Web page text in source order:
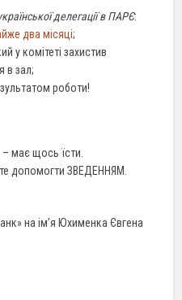
делегації в ПАРЄ:
два місяці;
у комітеті захистив
в зал;
роботи!
має щось їсти.
допомогти ЗВЕДЕННЯМ.
на ім’я Юхименка Євгена